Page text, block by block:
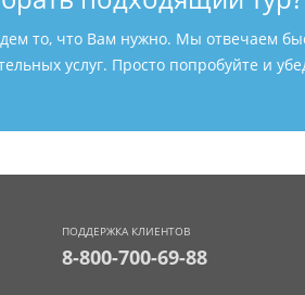
то, что Вам нужно. Мы отвечаем
услуг. Просто попробуйте и
ПОДДЕРЖКА КЛИЕНТОВ
8-800-700-69-88